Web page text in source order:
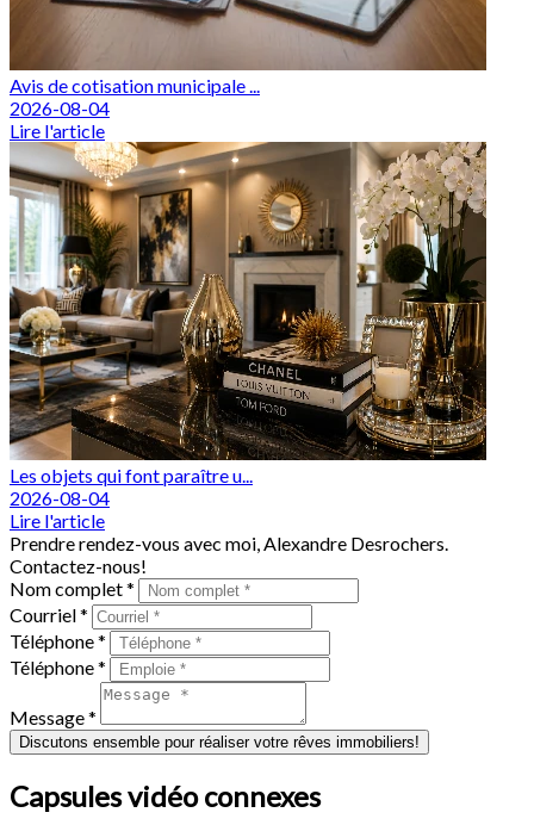
Avis de cotisation municipale ...
2026-08-04
Lire l'article
Les objets qui font paraître u...
2026-08-04
Lire l'article
Prendre rendez-vous avec moi, Alexandre Desrochers.
Contactez-nous!
Nom complet *
Courriel *
Téléphone *
Téléphone *
Message *
Discutons ensemble pour réaliser votre rêves immobiliers!
Capsules vidéo connexes